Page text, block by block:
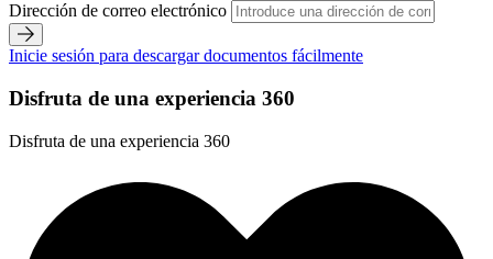
Dirección de correo electrónico
Inicie sesión para descargar documentos fácilmente
Disfruta de una experiencia 360
Disfruta de una experiencia 360